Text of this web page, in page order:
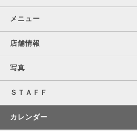
メニュー
店舗情報
写真
ＳＴＡＦＦ
カレンダー